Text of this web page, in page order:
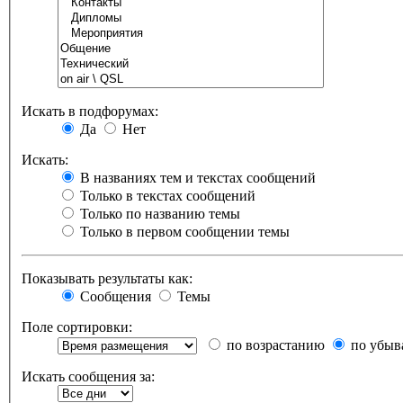
Искать в подфорумах:
Да
Нет
Искать:
В названиях тем и текстах сообщений
Только в текстах сообщений
Только по названию темы
Только в первом сообщении темы
Показывать результаты как:
Сообщения
Темы
Поле сортировки:
по возрастанию
по
Искать сообщения за: